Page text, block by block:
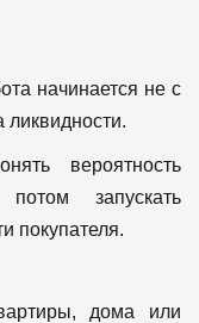
начинается не с
ликвидности.
вероятность
запускать
покупателя.
дома или